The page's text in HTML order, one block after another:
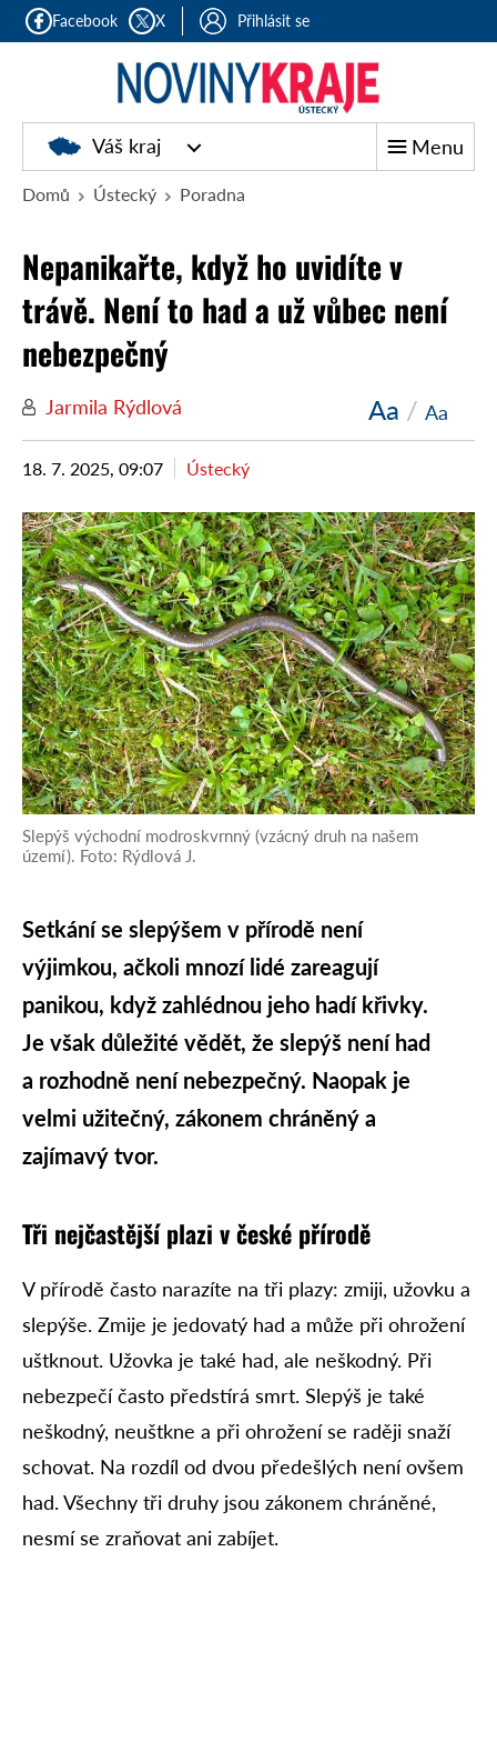
Facebook X Přihlásit se
Váš kraj Menu
Domů Ústecký Poradna
Nepanikařte, když ho uvidíte v
trávě. Není to had a už vůbec není
nebezpečný
Jarmila Rýdlová Aa / Aa
18. 7. 2025, 09:07 Ústecký
Slepýš východní modroskvrnný (vzácný druh na našem
území). Foto: Rýdlová J.
Setkání se slepýšem v přírodě není
výjimkou, ačkoli mnozí lidé zareagují
panikou, když zahlédnou jeho hadí křivky.
Je však důležité vědět, že slepýš není had
a rozhodně není nebezpečný. Naopak je
velmi užitečný, zákonem chráněný a
zajímavý tvor.
Tři nejčastější plazi v české přírodě
V přírodě často narazíte na tři plazy: zmiji, užovku a
slepýše. Zmije je jedovatý had a může při ohrožení
uštknout. Užovka je také had, ale neškodný. Při
nebezpečí často předstírá smrt. Slepýš je také
neškodný, neuštkne a při ohrožení se raději snaží
schovat. Na rozdíl od dvou předešlých není ovšem
had. Všechny tři druhy jsou zákonem chráněné,
nesmí se zraňovat ani zabíjet.